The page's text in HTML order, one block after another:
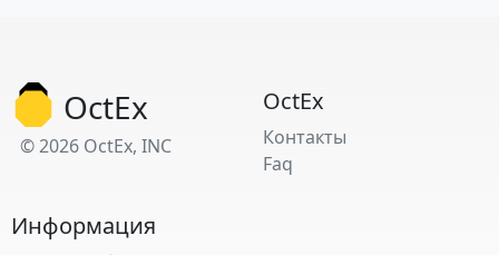
OctEx
© 2026 OctEx, INC
OctEx
Контакты
Faq
Информация